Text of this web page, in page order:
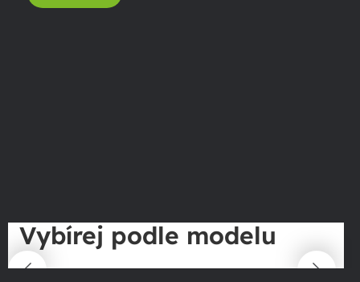
Vybírej podle modelu